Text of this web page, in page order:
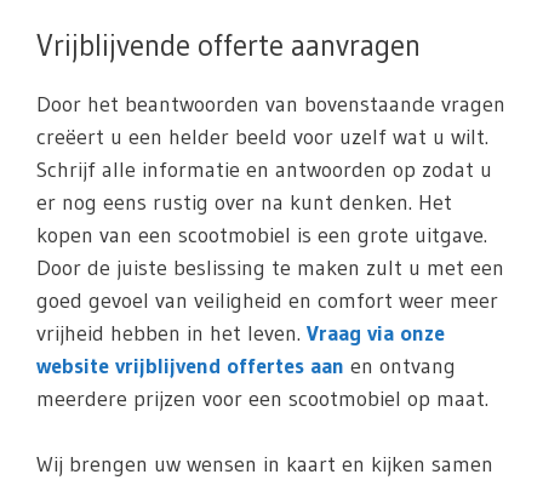
Vrijblijvende offerte aanvragen
Door het beantwoorden van bovenstaande vragen
creëert u een helder beeld voor uzelf wat u wilt.
Schrijf alle informatie en antwoorden op zodat u
er nog eens rustig over na kunt denken. Het
kopen van een scootmobiel is een grote uitgave.
Door de juiste beslissing te maken zult u met een
goed gevoel van veiligheid en comfort weer meer
vrijheid hebben in het leven. Vraag via onze
website vrijblijvend offertes aan en ontvang
meerdere prijzen voor een scootmobiel op maat.
Wij brengen uw wensen in kaart en kijken samen